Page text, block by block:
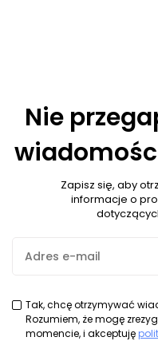
Nie
Zapisz się, aby
informacje o
Tak, chcę otrzymywać
Rozumiem, że mogę
momencie, i akceptuję